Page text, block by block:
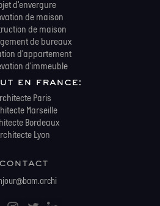
d'envergure
de maison
de maison
de bureaux
d'appartement
d'immeuble
en france:
Paris
Marseille
Bordeaux
Lyon
contact